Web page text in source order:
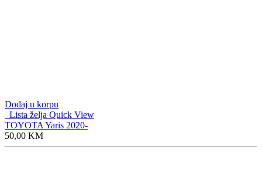
Dodaj u korpu
Lista želja Quick View
TOYOTA Yaris 2020-
50,00 KM